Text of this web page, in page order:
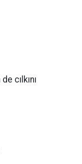
cılkını